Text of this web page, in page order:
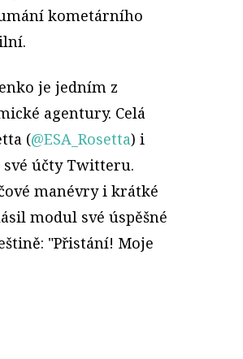
kometárního
je jedním z
agentury. Celá
(@ESA_Rosetta) i
účty Twitteru.
manévry i krátké
modul své úspěšné
"Přistání! Moje